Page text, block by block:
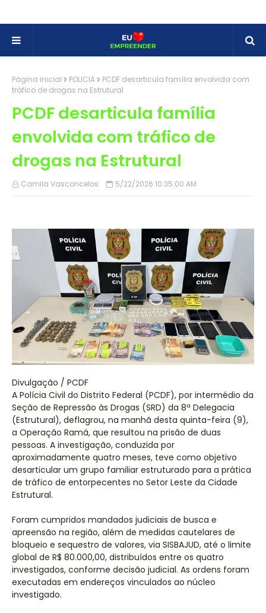
Página inicial POLICIA
PCDF desarticula família envolvida com
tráfico de drogas na Estrutural
PCDF desarticula família
envolvida com tráfico de
drogas na Estrutural
Camila Vasconcelos 5/22/2026 10:35:00 AM
Divulgação / PCDF
A Polícia Civil do Distrito Federal (PCDF), por intermédio da
Seção de Repressão às Drogas (SRD) da 8ª Delegacia
(Estrutural), deflagrou, na manhã desta quinta-feira (9),
a Operação Ramá, que resultou na prisão de duas
pessoas. A investigação, conduzida por
aproximadamente quatro meses, teve como objetivo
desarticular um grupo familiar estruturado para a prática
de tráfico de entorpecentes no Setor Leste da Cidade
Estrutural.
Foram cumpridos mandados judiciais de busca e
apreensão na região, além de medidas cautelares de
bloqueio e sequestro de valores, via SISBAJUD, até o limite
global de R$ 80.000,00, distribuídos entre os quatro
investigados, conforme decisão judicial. As ordens foram
executadas em endereços vinculados ao núcleo
investigado.